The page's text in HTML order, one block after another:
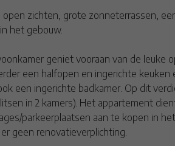
zichten, grote zonneterrassen,
het gebouw.
geniet vooraan van de leuke
een halfopen en ingerichte
een ingerichte badkamer. Op dit
in 2 kamers). Het appartement
parkeerplaatsen aan te kopen in
geen renovatieverplichting.